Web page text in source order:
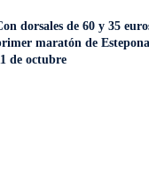
dorsales de 60 y 35
maratón de
de octubre